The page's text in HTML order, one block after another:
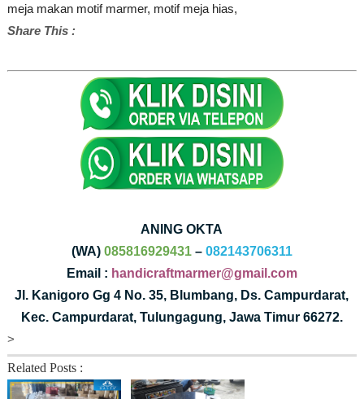
meja makan motif marmer, motif meja hias,
Share This :
ANING OKTA
(WA) 085816929431– 082143706311
Email : handicraftmarmer@gmail.com
Jl. Kanigoro Gg 4 No. 35, Blumbang, Ds. Campurdarat,
Kec. Campurdarat, Tulungagung, Jawa Timur 66272.
>
Related Posts :